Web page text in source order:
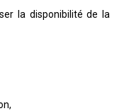
la disponibilité de la